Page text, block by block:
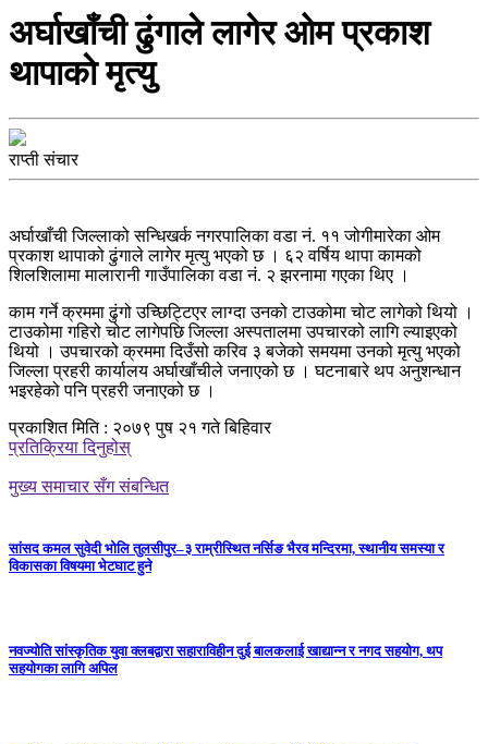
अर्घाखाँची ढुंगाले लागेर ओम प्रकाश
थापाकाे मृत्यु
राप्ती संचार
अर्घाखाँची जिल्लाको सन्धिखर्क नगरपालिका वडा नं. ११ जोगीमारेका ओम
प्रकाश थापाको ढुंगाले लागेर मृत्यु भएको छ । ६२ वर्षिय थापा कामको
शिलशिलामा मालारानी गाउँपालिका वडा नं. २ झरनामा गएका थिए ।
काम गर्ने क्रममा ढुंगो उच्छिट्टिएर लाग्दा उनको टाउकोमा चोट लागेको थियो ।
टाउकोमा गहिरो चोट लागेपछि जिल्ला अस्पतालमा उपचारको लागि ल्याइएको
थियो । उपचारको क्रममा दिउँसो करिव ३ बजेको समयमा उनको मृत्यु भएको
जिल्ला प्रहरी कार्यालय अर्घाखाँचीले जनाएको छ । घटनाबारे थप अनुशन्धान
भइरहेको पनि प्रहरी जनाएको छ ।
प्रकाशित मिति : २०७९ पुष २१ गते बिहिवार
प्रतिक्रिया दिनुहोस्
मुख्य समाचार सँग संबन्धित
सांसद कमल सुवेदी भोलि तुलसीपुर–३ राम्रीस्थित नर्सिङ भैरव मन्दिरमा, स्थानीय समस्या र
विकासका विषयमा भेटघाट हुने
नवज्योति सांस्कृतिक युवा क्लबद्वारा सहाराविहीन दुई बालकलाई खाद्यान्न र नगद सहयोग, थप
सहयोगका लागि अपिल